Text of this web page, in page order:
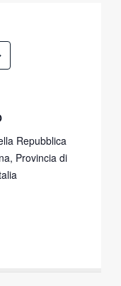
Repubblica
Provincia di